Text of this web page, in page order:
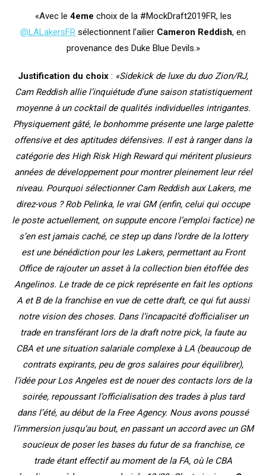
«Avec le 4eme choix de la #MockDraft2019FR, les
@LALakersFR sélectionnent l’ailier Cameron Reddish, en
provenance des Duke Blue Devils.»
Justification du choix : «Sidekick de luxe du duo Zion/RJ,
Cam Reddish allie l’inquiétude d’une saison statistiquement
moyenne à un cocktail de qualités individuelles intrigantes.
Physiquement gâté, le bonhomme présente une large palette
offensive et des aptitudes défensives. Il est à ranger dans la
catégorie des High Risk High Reward qui méritent plusieurs
années de développement pour montrer pleinement leur réel
niveau. Pourquoi sélectionner Cam Reddish aux Lakers, me
direz-vous ? Rob Pelinka, le vrai GM (enfin, celui qui occupe
le poste actuellement, on suppute encore l’emploi factice) ne
s’en est jamais caché, ce step up dans l’ordre de la lottery
est une bénédiction pour les Lakers, permettant au Front
Office de rajouter un asset à la collection bien étoffée des
Angelinos. Le trade de ce pick représente en fait les options
A et B de la franchise en vue de cette draft, ce qui fut aussi
notre vision des choses. Dans l’incapacité d’officialiser un
trade en transférant lors de la draft notre pick, la faute au
CBA et une situation salariale complexe à LA (beaucoup de
contrats expirants, peu de gros salaires pour équilibrer),
l’idée pour Los Angeles est de nouer des contacts lors de la
soirée, repoussant l’officialisation des trades à plus tard
dans l’été, au début de la Free Agency. Nous avons poussé
l’immersion jusqu’au bout, en passant un accord avec un GM
soucieux de poser les bases du futur de sa franchise, ce
trade étant effectif au moment de la FA, où le CBA